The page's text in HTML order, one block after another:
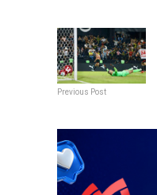
Previous Post